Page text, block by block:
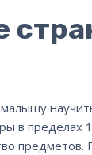
в пределах